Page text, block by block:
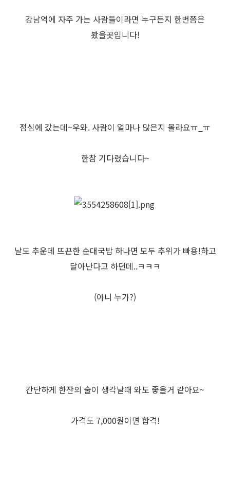
강남역에 자주 가는 사람들이라면 누구든지 한번쯤은
봤을곳입니다!
점심에 갔는데~우와. 사람이 얼마나 많은지 몰라요ㅠ_ㅠ
한참 기다렸습니다~
날도 추운데 뜨끈한 순대국밥 하나면 모두 추위가 빠용!하고
달아난다고 하던데..ㅋㅋㅋ
(아니 누가?)
간단하게 한잔의 술이 생각날때 와도 좋을거 같아요~
가격도 7,000원이면 합격!